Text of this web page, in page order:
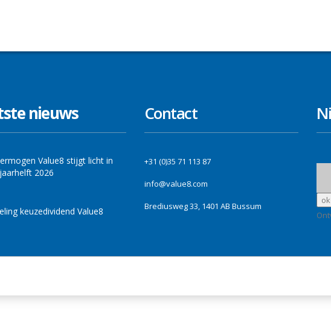
nieuws
Value8 stijgt licht in
2026
keuzedividend Value8
Contact
+31 (0)35 71 113 87
info@value8.com
Brediusweg 33, 1401 AB Bussum